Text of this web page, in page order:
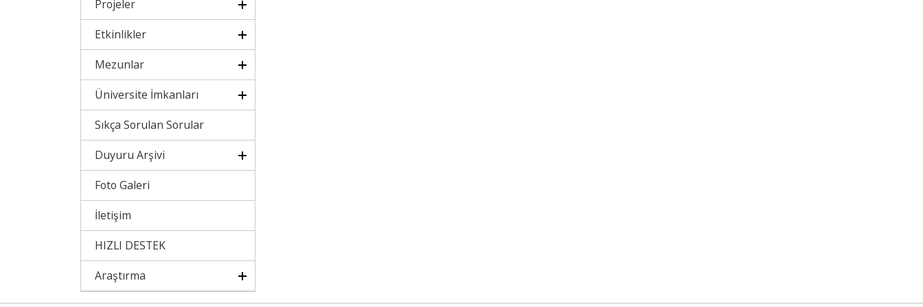
Projeler
Etkinlikler
Mezunlar
Üniversite İmkanları
Sıkça Sorulan Sorular
Duyuru Arşivi
Foto Galeri
İletişim
HIZLI DESTEK
Araştırma